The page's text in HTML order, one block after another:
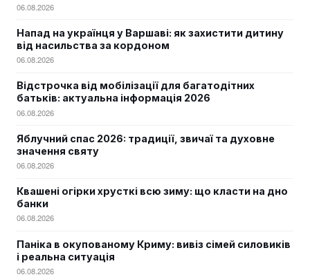
06.08.2026
Напад на українця у Варшаві: як захистити дитину
від насильства за кордоном
06.08.2026
Відстрочка від мобілізації для багатодітних
батьків: актуальна інформація 2026
06.08.2026
Яблучний спас 2026: традиції, звичаї та духовне
значення святу
06.08.2026
Квашені огірки хрусткі всю зиму: що класти на дно
банки
06.08.2026
Паніка в окупованому Криму: вивіз сімей силовиків
і реальна ситуація
06.08.2026